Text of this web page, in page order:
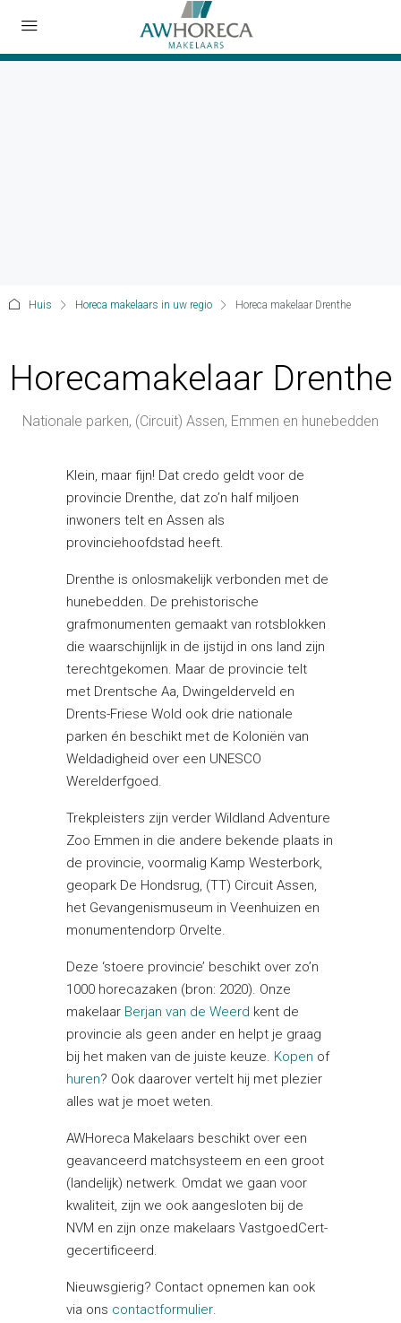
Huis Horeca makelaars in uw regio Horeca makelaar Drenthe
Horecamakelaar Drenthe
Nationale parken, (Circuit) Assen, Emmen en hunebedden
Klein, maar fijn! Dat credo geldt voor de
provincie Drenthe, dat zo’n half miljoen
inwoners telt en Assen als
provinciehoofdstad heeft.
Drenthe is onlosmakelijk verbonden met de
hunebedden. De prehistorische
grafmonumenten gemaakt van rotsblokken
die waarschijnlijk in de ijstijd in ons land zijn
terechtgekomen. Maar de provincie telt
met Drentsche Aa, Dwingelderveld en
Drents-Friese Wold ook drie nationale
parken én beschikt met de Koloniën van
Weldadigheid over een UNESCO
Werelderfgoed.
Trekpleisters zijn verder Wildland Adventure
Zoo Emmen in die andere bekende plaats in
de provincie, voormalig Kamp Westerbork,
geopark De Hondsrug, (TT) Circuit Assen,
het Gevangenismuseum in Veenhuizen en
monumentendorp Orvelte.
Deze ‘stoere provincie’ beschikt over zo’n
1000 horecazaken (bron: 2020). Onze
makelaar Berjan van de Weerd kent de
provincie als geen ander en helpt je graag
bij het maken van de juiste keuze. Kopen of
huren? Ook daarover vertelt hij met plezier
alles wat je moet weten.
AWHoreca Makelaars beschikt over een
geavanceerd matchsysteem en een groot
(landelijk) netwerk. Omdat we gaan voor
kwaliteit, zijn we ook aangesloten bij de
NVM en zijn onze makelaars VastgoedCert-
gecertificeerd.
Nieuwsgierig? Contact opnemen kan ook
via ons contactformulier.